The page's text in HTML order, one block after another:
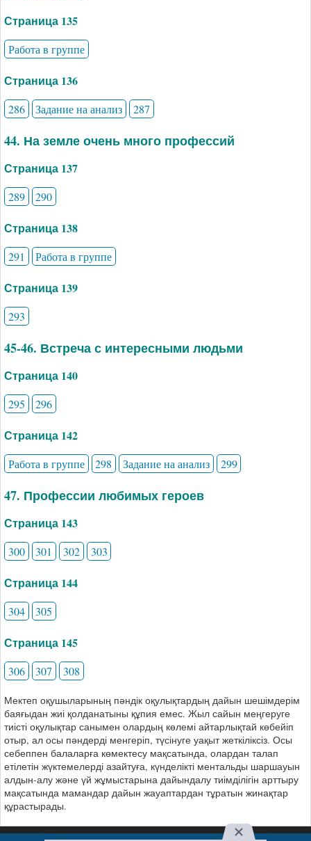
Страница 135
Работа в группе
Страница 136
286 Задание на анализ 287
44. На земле очень много профессий
Страница 137
289 290
Страница 138
291 Работа в группе
Страница 139
293
45-46. Встреча с интересными людьми
Страница 140
295 296
Страница 142
Работа в группе 298 Задание на анализ 299
47. Профессии любимых героев
Страница 143
300 301 302 303
Страница 144
304 305
Страница 145
306 307 308
Мектеп оқушыларының пәндік оқулықтардың дайын шешімдерім
баяғыдан жиі қолданатыны құпия емес. Жыл сайын меңгеруге
тиісті оқулықтар санымен олардың көлемі айтарлықтай көбейіп
отыр, ал осы пәндерді менгеріп, түсінуге уақыт жеткіліксіз. Осы
себеппен балаларға көмектесу мақсатында, олардан талап
етілетін жүктемелерді азайтуға, күнделікті ментальды шаршауын
алдын-алу және үй жұмыстарына дайындалу тиімділігін арттыру
мақсатында мамандар дайын жауаптардан тұратын жинақтар
құрастырады.